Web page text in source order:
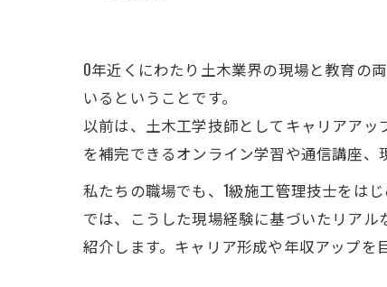
0年近くにわたり土木業界の現場と教育の
いるということです。
以前は、土木工学技師としてキャリアア
を補完できるオンライン学習や通信講座、
私たちの職場でも、1級施工管理技士をは
では、こうした現場経験に基づいたリア
紹介します。キャリア形成や年収アップを